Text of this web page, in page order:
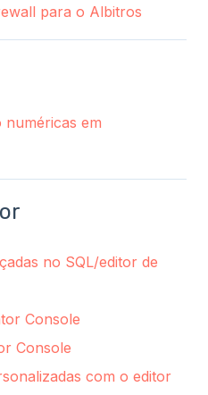
para o Albitros
numéricas em
no SQL/editor de
Console
Console
com o editor